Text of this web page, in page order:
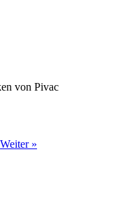
von Pivac
Weiter »